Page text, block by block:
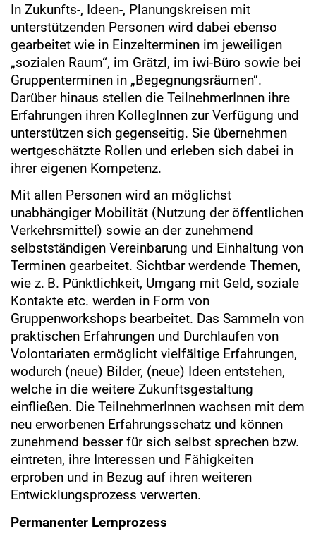
In Zukunfts-, Ideen-, Planungskreisen mit
unterstützenden Personen wird dabei ebenso
gearbeitet wie in Einzelterminen im jeweiligen
„sozialen Raum“, im Grätzl, im iwi-Büro sowie bei
Gruppenterminen in „Begegnungsräumen“.
Darüber hinaus stellen die TeilnehmerInnen ihre
Erfahrungen ihren KollegInnen zur Verfügung und
unterstützen sich gegenseitig. Sie übernehmen
wertgeschätzte Rollen und erleben sich dabei in
ihrer eigenen Kompetenz.
Mit allen Personen wird an möglichst
unabhängiger Mobilität (Nutzung der öffentlichen
Verkehrsmittel) sowie an der zunehmend
selbstständigen Vereinbarung und Einhaltung von
Terminen gearbeitet. Sichtbar werdende Themen,
wie z. B. Pünktlichkeit, Umgang mit Geld, soziale
Kontakte etc. werden in Form von
Gruppenworkshops bearbeitet. Das Sammeln von
praktischen Erfahrungen und Durchlaufen von
Volontariaten ermöglicht vielfältige Erfahrungen,
wodurch (neue) Bilder, (neue) Ideen entstehen,
welche in die weitere Zukunftsgestaltung
einfließen. Die TeilnehmerInnen wachsen mit dem
neu erworbenen Erfahrungsschatz und können
zunehmend besser für sich selbst sprechen bzw.
eintreten, ihre Interessen und Fähigkeiten
erproben und in Bezug auf ihren weiteren
Entwicklungsprozess verwerten.
Permanenter Lernprozess